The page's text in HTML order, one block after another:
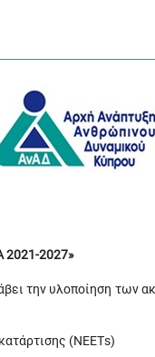
2021-2027»
την υλοποίηση των
(ΝΕΕΤs)